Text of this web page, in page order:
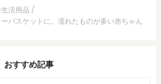
活用品
バスケットに。濡れたものが多い赤ちゃん
おすすめ記事